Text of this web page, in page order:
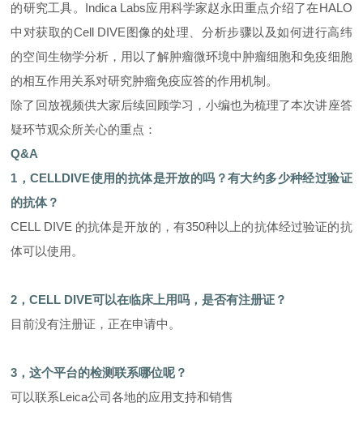
的研究工具。Indica Labs应用科学家赵永田重点介绍了在HALO
中对获取的Cell DIVE图像的处理、分析步骤以及如何进行高纬
的空间生物学分析，用以了解肿瘤微环境中肿瘤细胞和免疫细胞
的相互作用关系对研究肿瘤免疫应答的作用机制。
除了回放视频供大家后续回顾学习，小编也为梳理了本次讲座答
疑环节观众所关心的重点：
Q&A
1，CELLDIVE使用的抗体是开放的吗？有大约多少种经过验证
的抗体？
CELL DIVE 的抗体是开放的，有350种以上的抗体经过验证的抗
体可以使用。
2，CELL DIVE可以在临床上用吗，是否有注册证 ？
目前没有注册证，正在申请中。
3，这个平台的检测联系哪位呢？
可以联系Leica公司各地的应用支持和销售